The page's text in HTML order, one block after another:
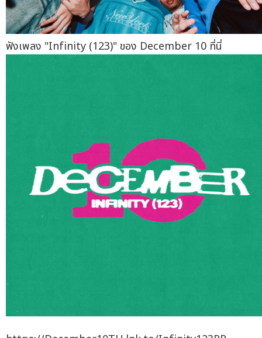
ฟังเพลง "Infinity (123)" ของ December 10 ที่นี่